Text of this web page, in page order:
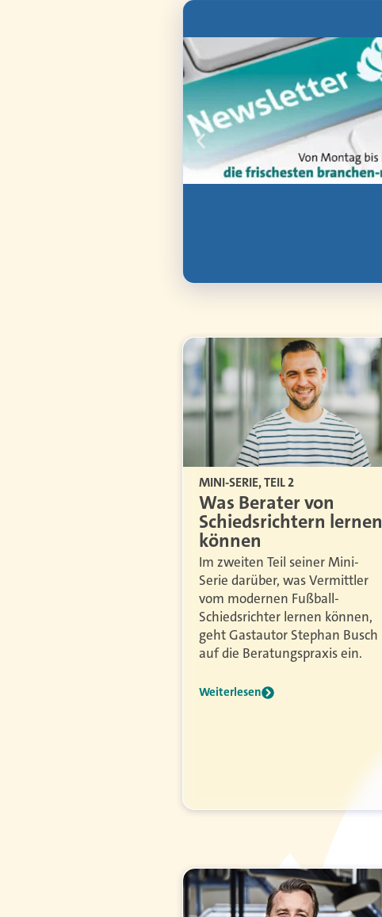
MINI-SERIE, TEIL 2
Was Berater von
Schiedsrichtern lernen
können
Im zweiten Teil seiner Mini-
Serie darüber, was Vermittler
vom modernen Fußball-
Schiedsrichter lernen können,
geht Gastautor Stephan Busch
auf die Beratungspraxis ein.
Weiterlesen